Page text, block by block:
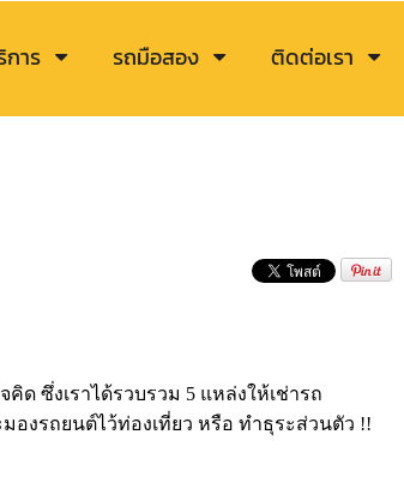
การ รถมือสอง ติดต่อเรา
ซึ่งเราได้รวบรวม 5 แหล่งให้เช่ารถ
องรถยนต์ไว้ท่องเที่ยว หรือ ทำธุระส่วนตัว !!